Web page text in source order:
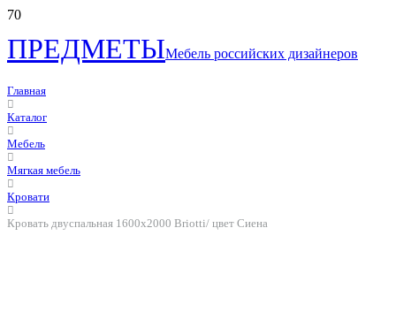
ПРЕДМЕТЫМебель российских дизайнеров
Главная
Каталог
Мебель
Мягкая мебель
Кровати
Кровать двуспальная 1600х2000 Briotti/ цвет Сиена